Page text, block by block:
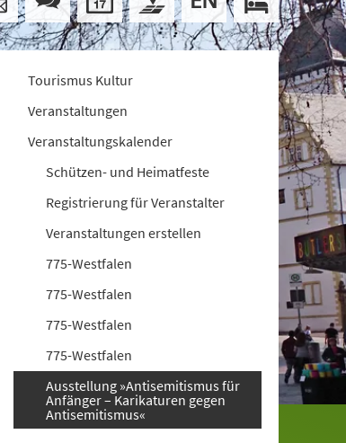
Tourismus Kultur
Veranstaltungen
Veranstaltungskalender
Schützen- und Heimatfeste
Registrierung für Veranstalter
Veranstaltungen erstellen
775-Westfalen
775-Westfalen
775-Westfalen
775-Westfalen
Ausstellung »Antisemitismus für
Anfänger – Karikaturen gegen
Antisemitismus«